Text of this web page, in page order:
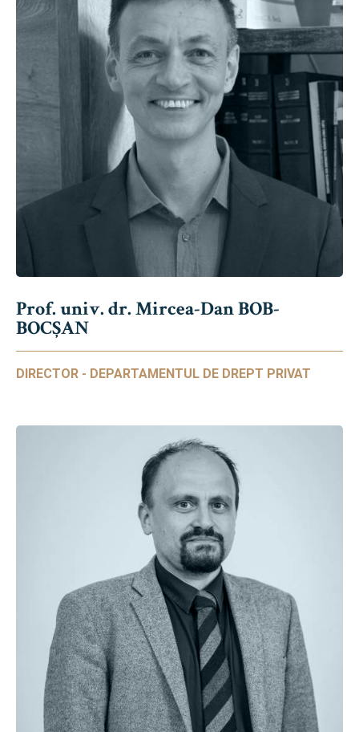
Prof. univ. dr. Mircea-Dan BOB-
BOCȘAN
DIRECTOR - DEPARTAMENTUL DE DREPT PRIVAT